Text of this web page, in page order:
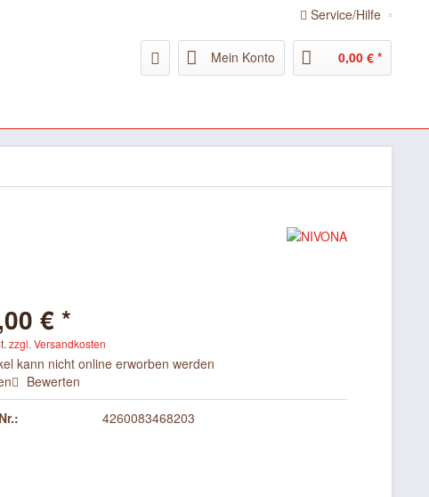
Service/Hilfe
Mein Konto 0,00 € *
€ *
zzgl. Versandkosten
kann nicht online erworben werden
Bewerten
4260083468203